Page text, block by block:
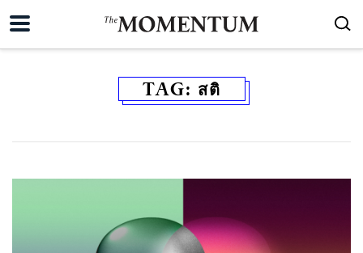
TAG: สติ